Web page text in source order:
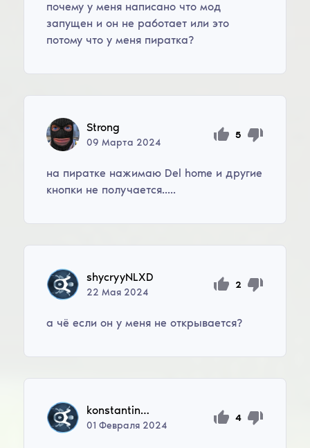
почему у меня написано что мод
запущен и он не работает или это
потому что у меня пиратка?
Strong
09Марта 2024
5
на пиратке нажимаю Del home и другие
кнопки не получается.....
shycryyNLXD
22Мая 2024
2
а чё если он у меня не открывается?
konstantinmazurov59
01Февраля 2024
4